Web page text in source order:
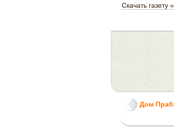
Скачать
Дом